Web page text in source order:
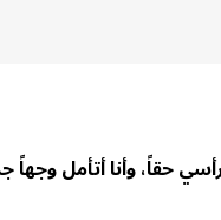
حقاً، وأنا أتأمل وجهاً